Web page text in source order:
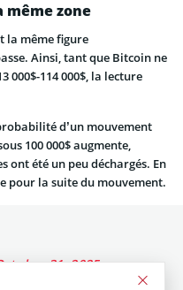
même zone
la même figure
Ainsi, tant que Bitcoin ne
000$-114 000$, la lecture
d’un mouvement
100 000$ augmente,
ont été un peu déchargés. En
pour la suite du mouvement.
31, 2025